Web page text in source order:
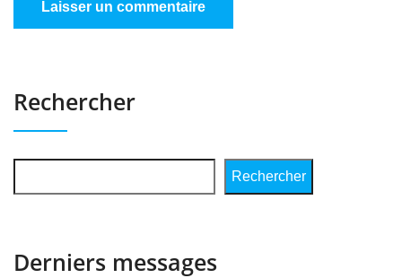
Rechercher
Rechercher
Derniers messages